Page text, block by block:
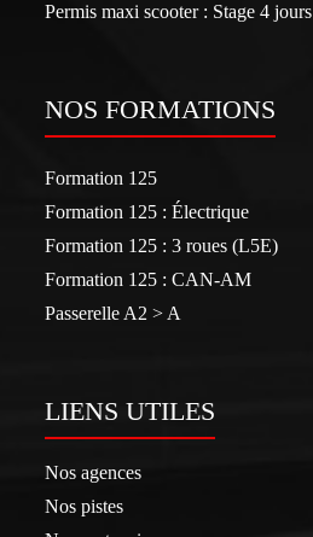
Permis maxi scooter : Stage 4 jours
NOS FORMATIONS
Formation 125
Formation 125 : Électrique
Formation 125 : 3 roues (L5E)
Formation 125 : CAN-AM
Passerelle A2 > A
LIENS UTILES
Nos agences
Nos pistes